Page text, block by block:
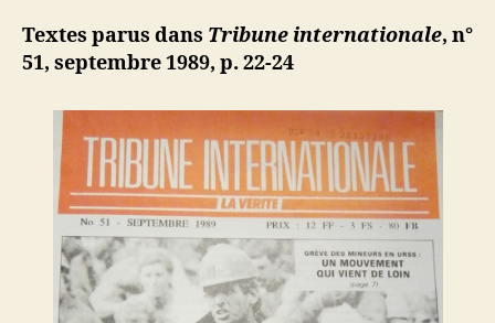
de
réaffirme
ses
liens
avec
la
IVème
Textes parus dans Tribune internationale, n°
51, septembre 1989, p. 22-24